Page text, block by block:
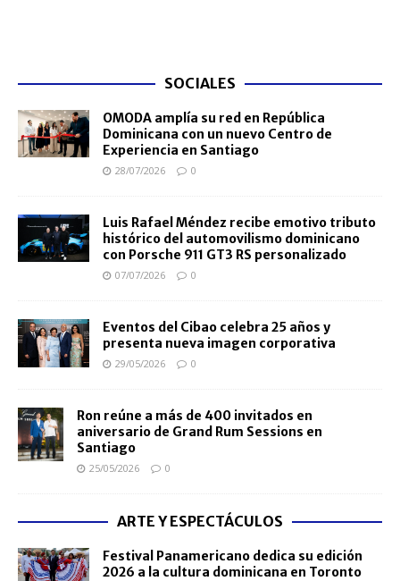
SOCIALES
OMODA amplía su red en República
Dominicana con un nuevo Centro de
Experiencia en Santiago
28/07/2026 0
Luis Rafael Méndez recibe emotivo tributo
histórico del automovilismo dominicano
con Porsche 911 GT3 RS personalizado
07/07/2026 0
Eventos del Cibao celebra 25 años y
presenta nueva imagen corporativa
29/05/2026 0
Ron reúne a más de 400 invitados en
aniversario de Grand Rum Sessions en
Santiago
25/05/2026 0
ARTE Y ESPECTÁCULOS
Festival Panamericano dedica su edición
2026 a la cultura dominicana en Toronto